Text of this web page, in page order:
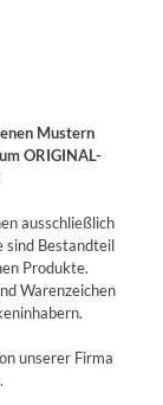
Mustern
ORIGINAL-
ausschließlich
sind Bestandteil
Produkte.
Warenzeichen
unserer Firma